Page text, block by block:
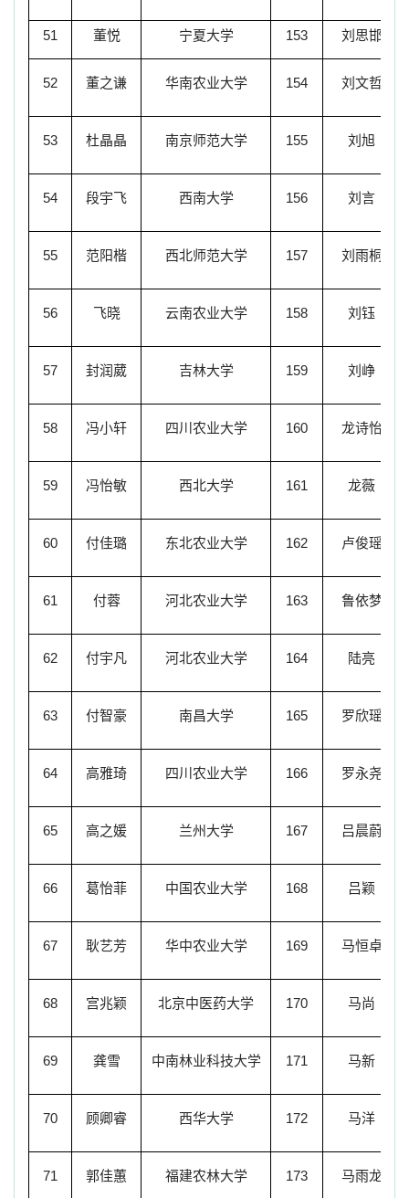
51 董悦 宁夏大学 153 刘思邯
52 董之谦 华南农业大学 154 刘文哲
53 杜晶晶 南京师范大学 155 刘旭
54 段宇飞 西南大学 156 刘言
55 范阳楷 西北师范大学 157 刘雨桐
56 飞晓 云南农业大学 158 刘钰
57 封润葳 吉林大学 159 刘峥
58 冯小轩 四川农业大学 160 龙诗怡
59 冯怡敏 西北大学 161 龙薇
60 付佳璐 东北农业大学 162 卢俊瑶
61 付蓉 河北农业大学 163 鲁依梦
62 付宇凡 河北农业大学 164 陆亮
63 付智豪 南昌大学 165 罗欣瑶
64 高雅琦 四川农业大学 166 罗永尧
65 高之媛 兰州大学 167 吕晨蔚
66 葛怡菲 中国农业大学 168 吕颖
67 耿艺芳 华中农业大学 169 马恒卓
68 宫兆颖 北京中医药大学 170 马尚
69 龚雪 中南林业科技大学 171 马新
70 顾卿睿 西华大学 172 马洋
71 郭佳蕙 福建农林大学 173 马雨龙